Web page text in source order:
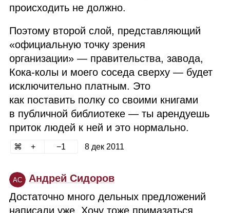
происходить не должно.
Поэтому второй слой, представляющий
«официальную точку зрения
организации» — правительства, завода,
Кока‑колы и моего соседа сверху — будет
исключительно платным. Это
как поставить полку со своими книгами
в публичной библиотеке — ты арендуешь
приток людей к ней и это нормально.
1 8 дек 2011
АС
Андрей Сидоров
Достаточно много дельных предложений
написали уже. Хочу тоже примазаться